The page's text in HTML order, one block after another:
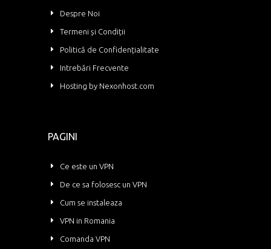
Despre Noi
Termeni și Condiții
Politică de Confidențialitate
Intrebări Frecvente
Hosting by Nexonhost.com
PAGINI
Ce este un VPN
De ce sa folosesc un VPN
Cum se instaleaza
VPN in Romania
Comanda VPN